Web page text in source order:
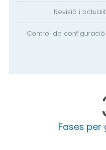
Revisió i
Control de
Fases per